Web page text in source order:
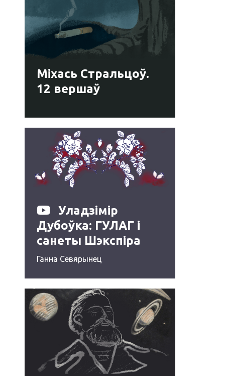
Міхась Стральцоў.
12 вершаў
Уладзімір
Дубоўка: ГУЛАГ і
санеты Шэкспіра
Ганна Севярынец